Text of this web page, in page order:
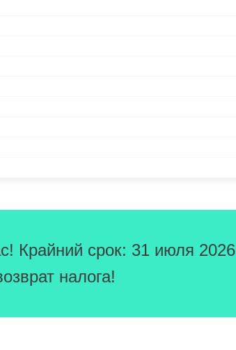
Крайний срок: 31 июля
налога!